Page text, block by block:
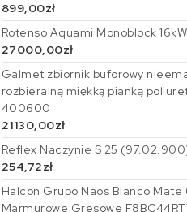
899,00zł
Rotenso Aquami Monoblock
27000,00zł
Galmet zbiornik buforowy
rozbieralną miękką pianką
400600
21130,00zł
Reflex Naczynie S 25
254,72zł
Halcon Grupo Naos Blanco Mate
Marmurowe Gresowe